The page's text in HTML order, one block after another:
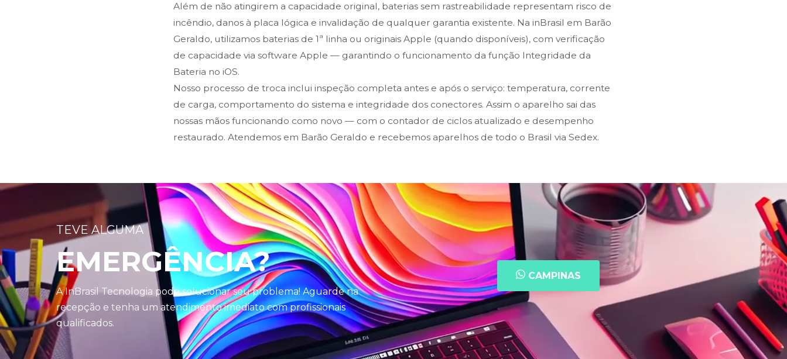
Além de não atingirem a capacidade original, baterias sem rastreabilidade representam risco de
incêndio, danos à placa lógica e invalidação de qualquer garantia existente. Na inBrasil em Barão
Geraldo, utilizamos baterias de 1ª linha ou originais Apple (quando disponíveis), com verificação
de capacidade via software Apple — garantindo o funcionamento da função Integridade da
Bateria no iOS.
Nosso processo de troca inclui inspeção completa antes e após o serviço: temperatura, corrente
de carga, comportamento do sistema e integridade dos conectores. Assim o aparelho sai das
nossas mãos funcionando como novo — com o contador de ciclos atualizado e desempenho
restaurado. Atendemos em Barão Geraldo e recebemos aparelhos de todo o Brasil via Sedex.
TEVE ALGUMA
EMERGÊNCIA?
A InBrasil Tecnologia pode solucionar seu problema! Aguarde na
recepção e tenha um atendimento imediato com profissionais
qualificados.
CAMPINAS